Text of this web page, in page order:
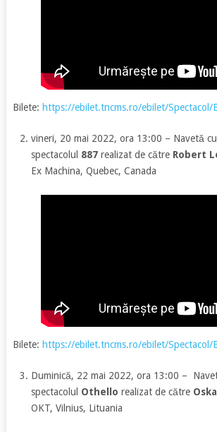
Bilete: https://ebilet.tncms.ro/ebilet/Spectacol/
vineri, 20 mai 2022, ora 13:00 – Navetă
spectacolul 887 realizat de către Robert
Ex Machina, Quebec, Canada
Bilete: https://ebilet.tncms.ro/ebilet/Spectacol/
Duminică, 22 mai 2022, ora 13:00 –
spectacolul Othello realizat de către
OKT, Vilnius, Lituania